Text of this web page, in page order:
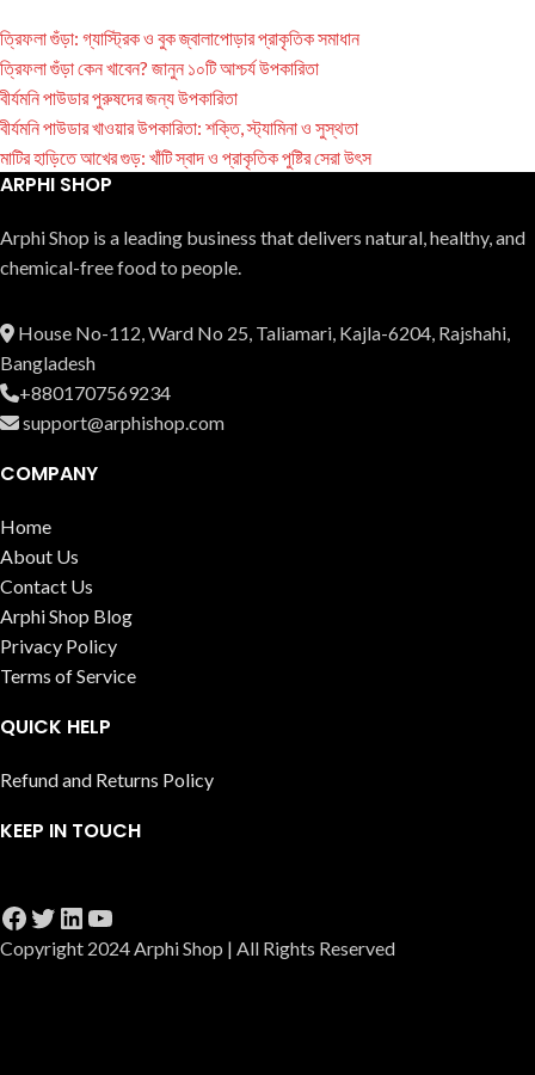
ত্রিফলা গুঁড়া: গ্যাস্ট্রিক ও বুক জ্বালাপোড়ার প্রাকৃতিক সমাধান
ত্রিফলা গুঁড়া কেন খাবেন? জানুন ১০টি আশ্চর্য উপকারিতা
বীর্যমনি পাউডার পুরুষদের জন্য উপকারিতা
বীর্যমনি পাউডার খাওয়ার উপকারিতা: শক্তি, স্ট্যামিনা ও সুস্থতা
মাটির হাড়িতে আখের গুড়: খাঁটি স্বাদ ও প্রাকৃতিক পুষ্টির সেরা উৎস
ARPHI SHOP
Arphi Shop is a leading business that delive­rs natural, healthy, and
chemical-free food to people.
House No-112, Ward No 25, Taliamari, Kajla-6204, Rajshahi,
Bangladesh
+8801707569234
support@arphishop.com
COMPANY
Home
About Us
Contact Us
Arphi Shop Blog
Privacy Policy
Terms of Service
QUICK HELP
Refund and Returns Policy
KEEP IN TOUCH
Copyright 2024 Arphi Shop | All Rights Reserved